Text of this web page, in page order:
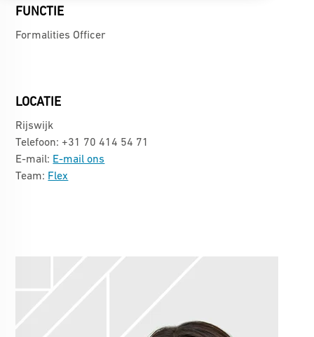
FUNCTIE
Formalities Officer
LOCATIE
Rijswijk
Telefoon: +31 70 414 54 71
E-mail: E-mail ons
Team: Flex